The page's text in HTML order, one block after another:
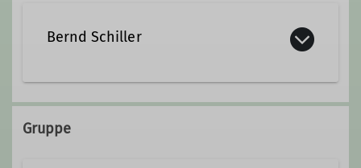
Bernd Schiller
0171 1480210
Gruppe